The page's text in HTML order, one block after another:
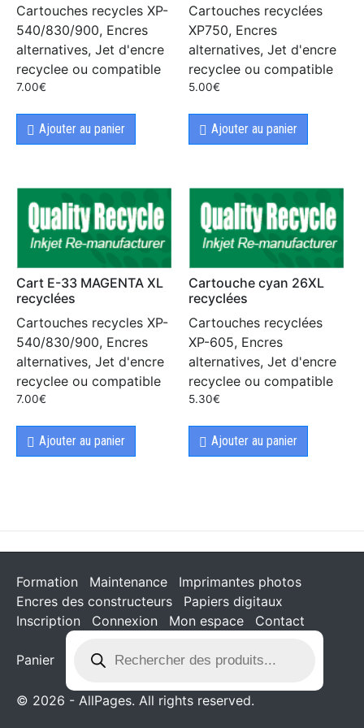
Cartouches recycles XP-
540/830/900, Encres
alternatives, Jet d'encre
recyclee ou compatible
7.00€
Ajouter au panier
Cartouches recyclées
XP750, Encres
alternatives, Jet d'encre
recyclee ou compatible
5.00€
Ajouter au panier
Cart E-33 MAGENTA XL
recyclées
Cartouches recycles XP-
540/830/900, Encres
alternatives, Jet d'encre
recyclee ou compatible
7.00€
Ajouter au panier
Cartouche cyan 26XL
recyclées
Cartouches recyclées
XP-605, Encres
alternatives, Jet d'encre
recyclee ou compatible
5.30€
Ajouter au panier
Formation Maintenance
Imprimantes photos
Encres des constructeurs
Papiers digitaux
Inscription
Connexion Mon espace Contact
Panier
© 2026 - AllPages. All rights reserved.